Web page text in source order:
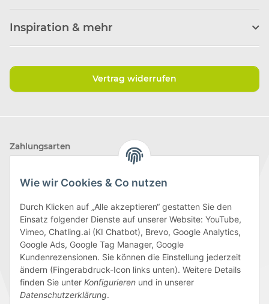
Wie wir Cookies & Co nutzen
Durch Klicken auf „Alle akzeptieren“ gestatten Sie den
Einsatz folgender Dienste auf unserer Website: YouTube,
Vimeo, Chatling.ai (KI Chatbot), Brevo, Google Analytics,
Google Ads, Google Tag Manager, Google
Kundenrezensionen. Sie können die Einstellung jederzeit
ändern (Fingerabdruck-Icon links unten). Weitere Details
finden Sie unter Konfigurieren und in unserer
Datenschutzerklärung.
Inspiration & mehr
Vertrag widerrufen
Zahlungsarten
Wir versenden mit
Folge uns